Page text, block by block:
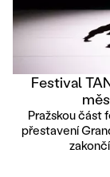
Festival
Pražskou část
přestavení